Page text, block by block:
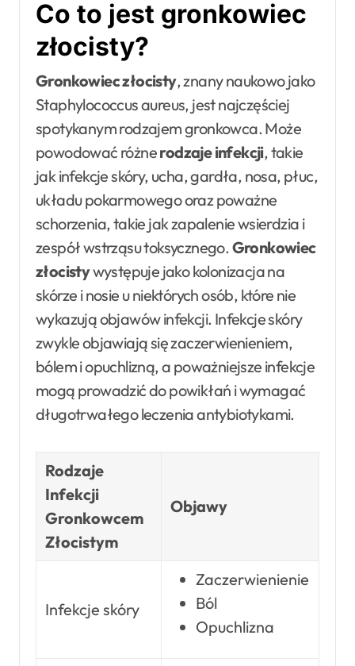
Co to jest gronkowiec
złocisty?
Gronkowiec złocisty, znany naukowo jako
Staphylococcus aureus, jest najczęściej
spotykanym rodzajem gronkowca. Może
powodować różnerodzaje infekcji, takie
jak infekcje skóry, ucha, gardła, nosa, płuc,
układu pokarmowego oraz poważne
schorzenia, takie jak zapalenie wsierdzia i
zespół wstrząsu toksycznego. Gronkowiec
złocistywystępuje jako kolonizacja na
skórze i nosie u niektórych osób, które nie
wykazują objawów infekcji. Infekcje skóry
zwykle objawiają się zaczerwienieniem,
bólem i opuchlizną, a poważniejsze infekcje
mogą prowadzić do powikłań i wymagać
długotrwałego leczenia antybiotykami.
Rodzaje
Infekcji
Gronkowcem
Złocistym
Objawy
Infekcje skóry
Zaczerwienienie
Ból
Opuchlizna